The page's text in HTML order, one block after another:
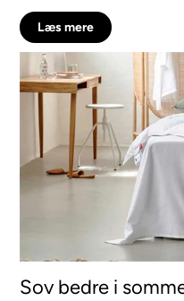
Læs mere
Sov bedre i